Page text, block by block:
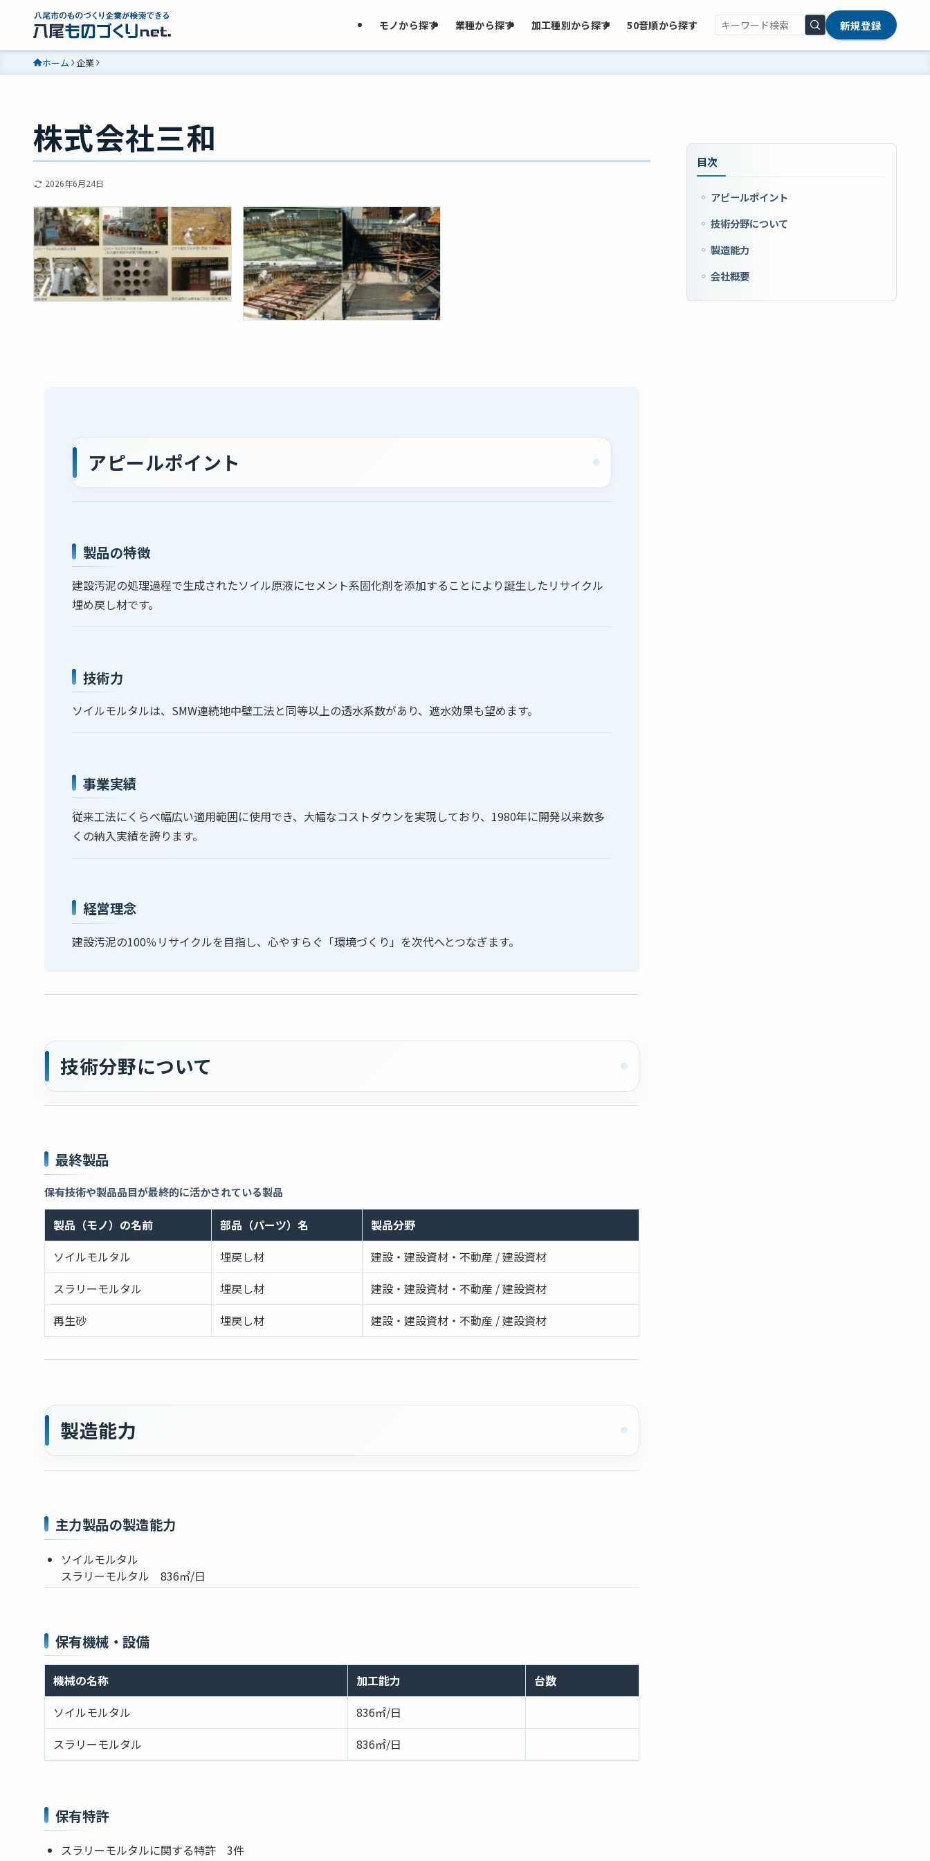
モノから探す 業種から探す 加工種別から探す 50音順から探す 新規登録
ホーム 企業
株式会社三和
2026年6月24日
アピールポイント
製品の特徴
建設汚泥の処理過程で生成されたソイル原液にセメント系固化剤を添加することにより誕生したリサイクル
埋め戻し材です。
技術力
ソイルモルタルは、SMW連続地中壁工法と同等以上の透水系数があり、遮水効果も望めます。
事業実績
従来工法にくらべ幅広い適用範囲に使用でき、大幅なコストダウンを実現しており、1980年に開発以来数多
くの納入実績を誇ります。
経営理念
建設汚泥の100％リサイクルを目指し、心やすらぐ「環境づくり」を次代へとつなぎます。
技術分野について
最終製品
保有技術や製品品目が最終的に活かされている製品
製品（モノ）の名前 部品（パーツ）名
製品分野
ソイルモルタル
埋戻し材
建設・建設資材・不動産 / 建設資材
スラリーモルタル
埋戻し材
建設・建設資材・不動産 / 建設資材
再生砂
埋戻し材 建設・建設資材・不動産 / 建設資材
製造能力
主力製品の製造能力
ソイルモルタル
スラリーモルタル 836㎡/日
保有機械・設備
機械の名称 加工能力
台数
ソイルモルタル
836㎡/日
スラリーモルタル
836㎡/日
保有特許
スラリーモルタルに関する特許 3件
目次
アピールポイント
技術分野について
製造能力
会社概要